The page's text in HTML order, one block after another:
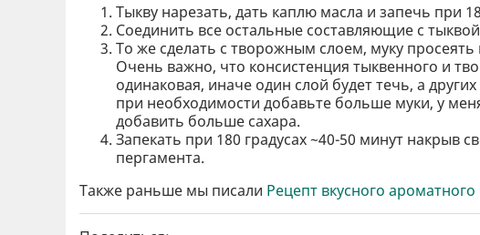
Тыкву нарезать, дать каплю масла и запечь при
Соединить все остальные составляющие с
То же сделать с творожным слоем, муку
Очень важно, что консистенция тыквенного и
одинаковая, иначе один слой будет течь, а
при необходимости добавьте больше муки, у
добавить больше сахара.
Запекать при 180 градусах ~40-50 минут накрыв
пергамента.
Также раньше мы писали Рецепт вкусного